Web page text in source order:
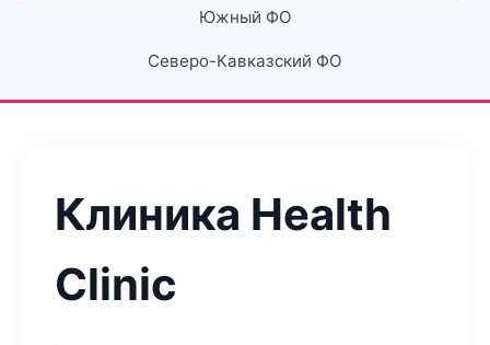
Южный ФО
Северо-Кавказский ФО
Клиника Health
Clinic